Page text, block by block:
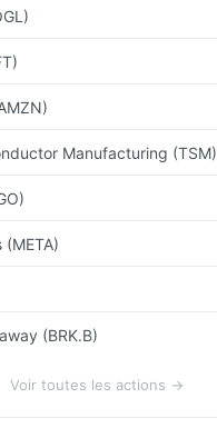
Manufacturing (TSM)
(BRK.B)
Voir toutes les actions →